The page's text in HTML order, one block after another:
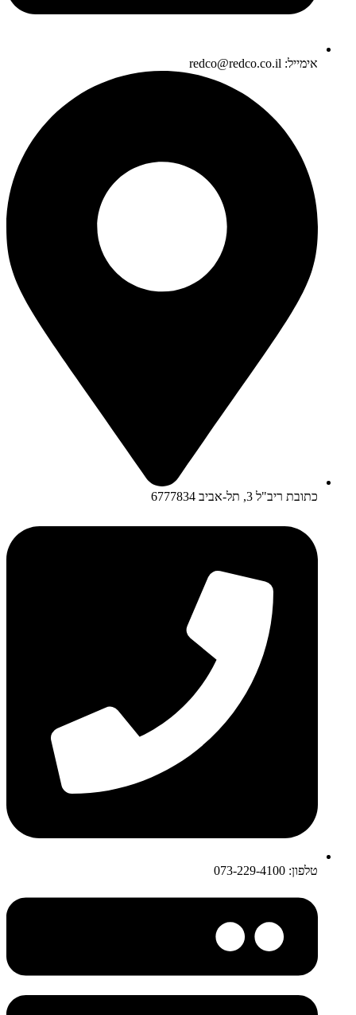
אימייל: redco@redco.co.il
כתובת ריב"ל 3, תל-אביב 6777834
טלפון: 073-229-4100